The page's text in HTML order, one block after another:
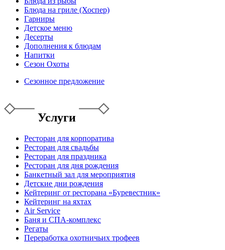
Блюда на гриле (Хоспер)
Гарниры
Детское меню
Десерты
Дополнения к блюдам
Напитки
Сезон Охоты
Сезонное предложение
Услуги
Ресторан для корпоратива
Ресторан для свадьбы
Ресторан для праздника
Ресторан для дня рождения
Банкетный зал для мероприятия
Детские дни рождения
Кейтеринг от ресторана «Буревестник»
Кейтеринг на яхтах
Air Service
Баня и СПА-комплекс
Регаты
Переработка охотничьих трофеев